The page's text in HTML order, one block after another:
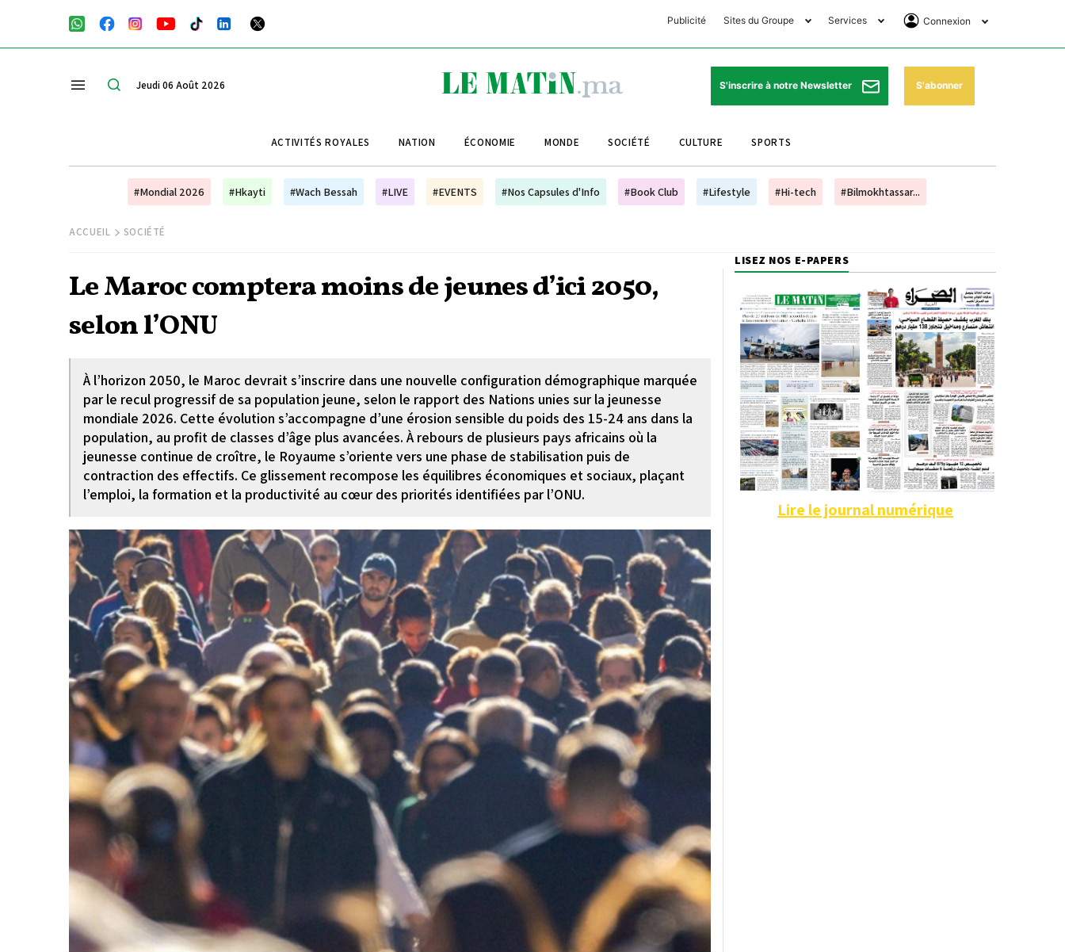
Publicité Sites du Groupe
Club Avantages
Le Matin Sports
Le Matin Store
Le Matin Annonces
Morocco Today Forum
Bookclub
Services
Horaires de prières
Pharmacies de garde
Programme TV
Cinéma
Connexion
Se Connecter
Abonnement
Jeudi 06 Août 2026 S'inscrire à notre Newsletter S'abonner
ACTIVITÉS ROYALES NATION ÉCONOMIE MONDE SOCIÉTÉ CULTURE SPORTS
#Mondial 2026 #Hkayti #Wach Bessah #LIVE #EVENTS #Nos Capsules d'Info #Book Club #Lifestyle #Hi-tech #Bilmokhtassar...
ACCUEIL SOCIÉTÉ
Le Maroc comptera moins de jeunes d’ici 2050,
selon l’ONU
À l’horizon 2050, le Maroc devrait s’inscrire dans une nouvelle configuration démographique marquée
par le recul progressif de sa population jeune, selon le rapport des Nations unies sur la jeunesse
mondiale 2026. Cette évolution s’accompagne d’une érosion sensible du poids des 15-24 ans dans la
population, au profit de classes d’âge plus avancées. À rebours de plusieurs pays africains où la
jeunesse continue de croître, le Royaume s’oriente vers une phase de stabilisation puis de
contraction des effectifs. Ce glissement recompose les équilibres économiques et sociaux, plaçant
l’emploi, la formation et la productivité au cœur des priorités identifiées par l’ONU.
LISEZ NOS E-PAPERS
Lire le journal numérique